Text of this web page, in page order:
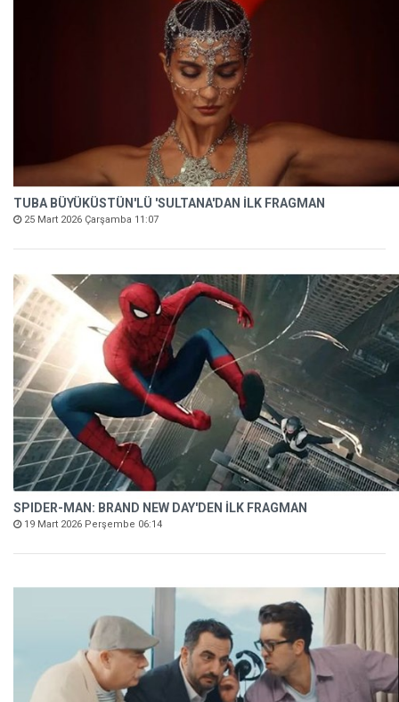
TUBA BÜYÜKÜSTÜN'LÜ 'SULTANA'DAN İLK FRAGMAN
25 Mart 2026 Çarşamba 11:07
SPIDER-MAN: BRAND NEW DAY'DEN İLK FRAGMAN
19 Mart 2026 Perşembe 06:14